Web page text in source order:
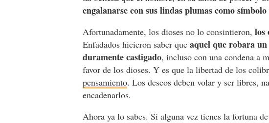
engalanarse con sus lindas plumas como
Afortunadamente, los dioses no lo consintieron,los
Enfadados hicieron saber queaquel que robara
duramente castigado, incluso con una condena a
favor de los dioses. Y es que la libertad de los
pensamiento. Los deseos deben volar y ser libres,
encadenarlos.
Ahora ya lo sabes. Si alguna vez tienes la fortuna